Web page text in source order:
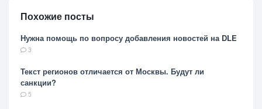
Похожие посты
Нужна помощь по вопросу добавления новостей на DLE
3
Текст регионов отличается от Москвы. Будут ли
санкции?
5